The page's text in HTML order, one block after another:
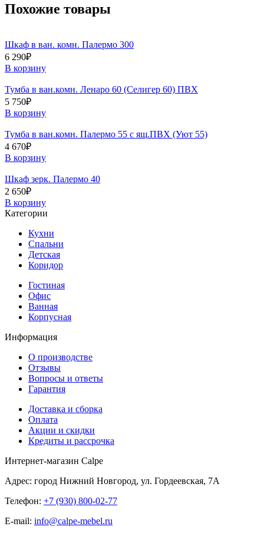
Похожие товары
Шкаф в ван. комн. Палермо 300
6 290₽
В корзину
Тумба в ван.комн. Ленаро 60 (Селигер 60) ПВХ
5 750₽
В корзину
Тумба в ван.комн. Палермо 55 с ящ.ПВХ (Уют 55)
4 670₽
В корзину
Шкаф зерк. Палермо 40
2 650₽
В корзину
Категории
Кухни
Спальни
Детская
Коридор
Гостиная
Офис
Ванная
Корпусная
Информация
О производстве
Отзывы
Вопросы и ответы
Гарантия
Доставка и сборка
Оплата
Акции и скидки
Кредиты и рассрочка
Интернет-магазин Calpe
Адрес: город Нижний Новгород, ул. Гордеевская, 7А
Телефон: +7 (930) 800-02-77
E-mail: info@calpe-mebel.ru